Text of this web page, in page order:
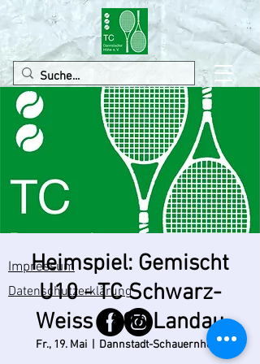
Heimspiel: Gemischt
U10 - TC Schwarz-
Weiss 1896 Landau
Fr., 19. Mai Dannstadt-Schauernheim
Impressum
Datenschutzerklärung